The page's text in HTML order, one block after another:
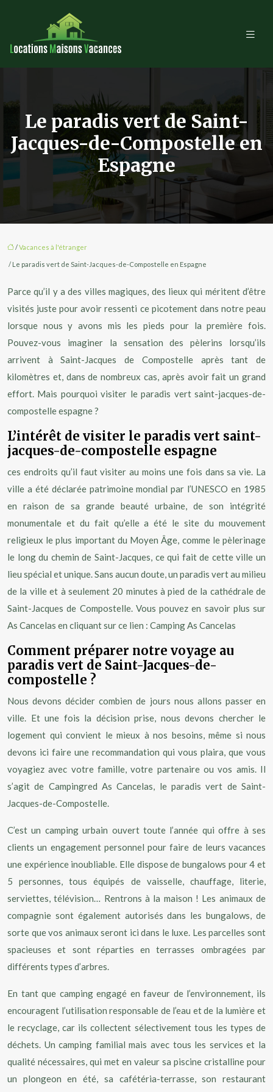
Le paradis vert de Saint-
Jacques-de-Compostelle en
Espagne
/Vacances à l'étranger
/ Le paradis vert de Saint-Jacques-de-Compostelle en Espagne
Parce qu’il y a des villes magiques, des lieux qui méritent d’être
visités juste pour avoir ressenti ce picotement dans notre peau
lorsque nous y avons mis les pieds pour la première fois.
Pouvez-vous imaginer la sensation des pèlerins lorsqu’ils
arrivent à Saint-Jacques de Compostelle après tant de
kilomètres et, dans de nombreux cas, après avoir fait un grand
effort. Mais pourquoi visiter le paradis vert saint-jacques-de-
compostelle espagne ?
L’intérêt de visiter le paradis vert saint-
jacques-de-compostelle espagne
ces endroits qu’il faut visiter au moins une fois dans sa vie. La
ville a été déclarée patrimoine mondial par l’UNESCO en 1985
en raison de sa grande beauté urbaine, de son intégrité
monumentale et du fait qu’elle a été le site du mouvement
religieux le plus important du Moyen Âge, comme le pèlerinage
le long du chemin de Saint-Jacques, ce qui fait de cette ville un
lieu spécial et unique. Sans aucun doute, un paradis vert au milieu
de la ville et à seulement 20 minutes à pied de la cathédrale de
Saint-Jacques de Compostelle. Vous pouvez en savoir plus sur
As Cancelas en cliquant sur ce lien : Camping As Cancelas
Comment préparer notre voyage au
paradis vert de Saint-Jacques-de-
compostelle ?
Nous devons décider combien de jours nous allons passer en
ville. Et une fois la décision prise, nous devons chercher le
logement qui convient le mieux à nos besoins, même si nous
devons ici faire une recommandation qui vous plaira, que vous
voyagiez avec votre famille, votre partenaire ou vos amis. Il
s’agit de Campingred As Cancelas, le paradis vert de Saint-
Jacques-de-Compostelle.
C’est un camping urbain ouvert toute l’année qui offre à ses
clients un engagement personnel pour faire de leurs vacances
une expérience inoubliable. Elle dispose de bungalows pour 4 et
5 personnes, tous équipés de vaisselle, chauffage, literie,
serviettes, télévision… Rentrons à la maison ! Les animaux de
compagnie sont également autorisés dans les bungalows, de
sorte que vos animaux seront ici dans le luxe. Les parcelles sont
spacieuses et sont réparties en terrasses ombragées par
différents types d’arbres.
En tant que camping engagé en faveur de l’environnement, ils
encouragent l’utilisation responsable de l’eau et de la lumière et
le recyclage, car ils collectent sélectivement tous les types de
déchets. Un camping familial mais avec tous les services et la
qualité nécessaires, qui met en valeur sa piscine cristalline pour
un plongeon en été, sa cafétéria-terrasse, son restaurant